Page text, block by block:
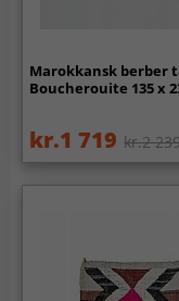
Marokkansk berber
Boucherouite 135 x
kr.1 719 kr.2